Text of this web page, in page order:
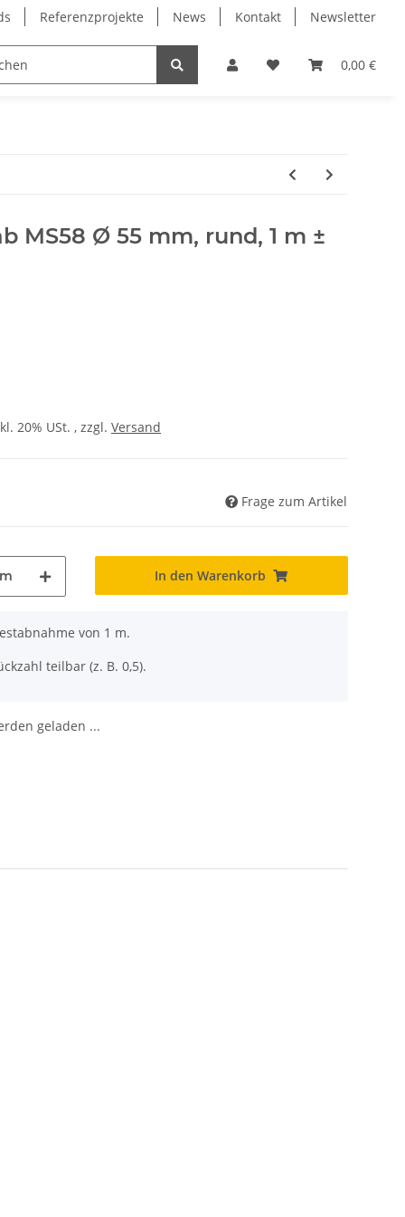
Referenzprojekte News Kontakt Newsletter
0,00 €
Lagertechnik Lineartechnik
MS58 Ø 55 mm, rund, 1 m ±
20% USt. , zzgl. Versand
Frage zum Artikel
m In den Warenkorb
von 1 m.
teilbar (z. B. 0,5).
geladen ...